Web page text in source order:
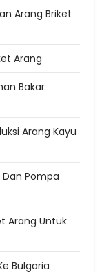
Arang Briket
Arang
Bakar
Arang Kayu
Dan Pompa
Arang Untuk
Bulgaria